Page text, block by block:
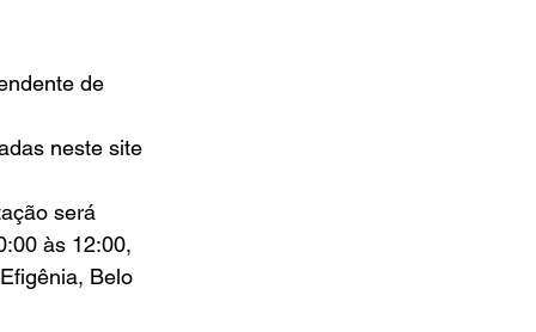
de
neste site
será
às 12:00,
Belo